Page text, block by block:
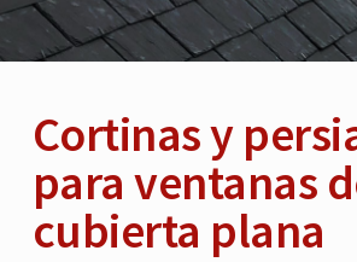
Cortinas y
para ventanas
cubierta plana